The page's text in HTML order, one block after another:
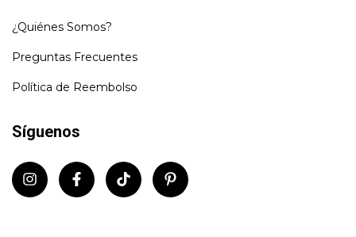
¿Quiénes Somos?
Preguntas Frecuentes
Política de Reembolso
Síguenos